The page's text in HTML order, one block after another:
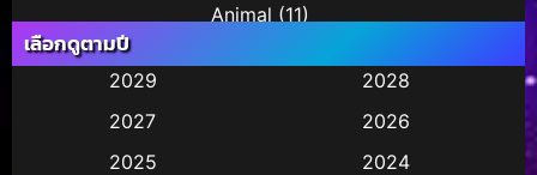
Animal (11)
Animation การ์ตูน(245)
เลือกดูตามปี
2029
2028
2027
2026
2025
2024